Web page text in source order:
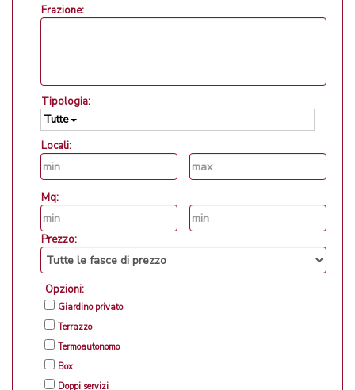
Frazione:
Tipologia:
Tutte
Locali:
Mq:
Prezzo:
Opzioni:
Giardino privato
Terrazzo
Termoautonomo
Box
Doppi servizi